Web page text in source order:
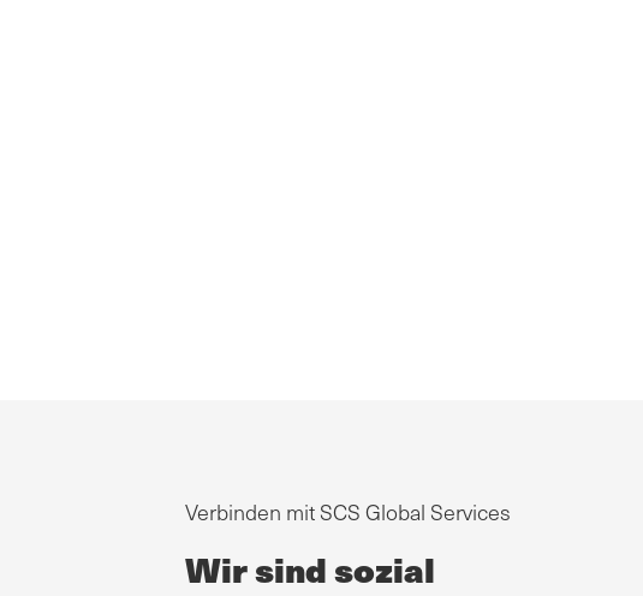
Verbinden mit SCS Global Services
Wir sind sozial